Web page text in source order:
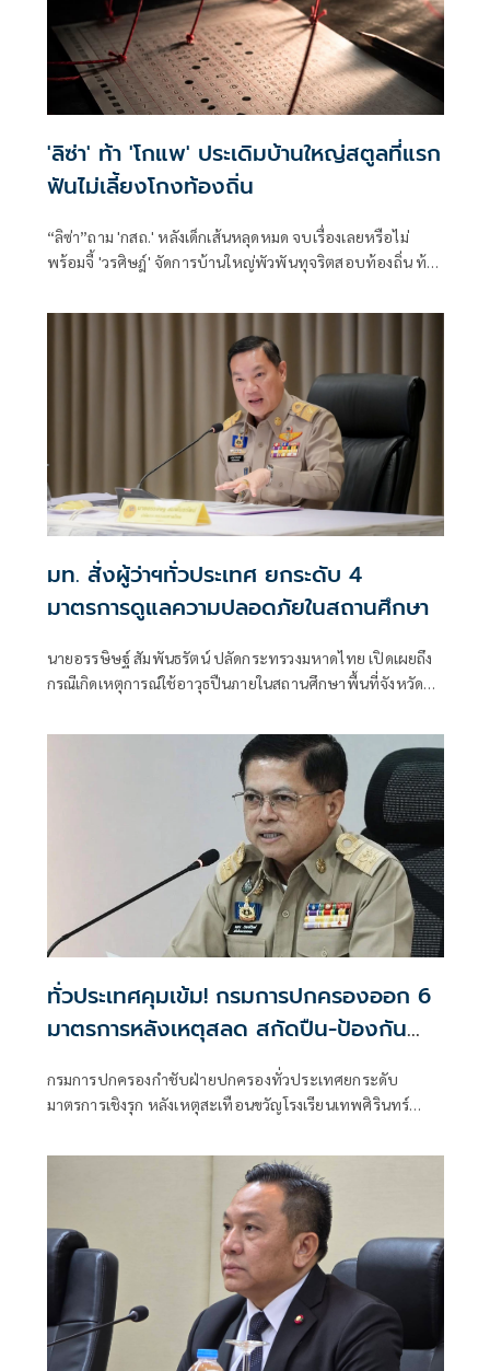
'ลิซ่า' ท้า 'โกแพ' ประเดิมบ้านใหญ่สตูลที่แรก
ฟันไม่เลี้ยงโกงท้องถิ่น
“ลิซ่า”ถาม 'กสถ.' หลังเด็กเส้นหลุดหมด จบเรื่องเลยหรือไม่
พร้อมจี้ 'วรศิษฎ์' จัดการบ้านใหญ่พัวพันทุจริตสอบท้องถิ่น ท้า
มท. สั่งผู้ว่าฯทั่วประเทศ ยกระดับ 4
มาตรการดูแลความปลอดภัยในสถานศึกษา
นายอรรษิษฐ์ สัมพันธรัตน์ ปลัดกระทรวงมหาดไทย เปิดเผยถึง
กรณีเกิดเหตุการณ์ใช้อาวุธปืนภายในสถานศึกษาพื้นที่จังหวัด
นายอนุทิน ชาญวีรกูล นายกรัฐมนตรีและรมว.มหาดไทย ได้สั่ง
การยกระดับมาตรการรักษาความปลอดภัยและควบคุมอาวุธปืน
เพื่อป้องกันมิให้เกิดเหตุการณ์ในลักษณะดังกล่าวขึ้นอีก
ทั่วประเทศคุมเข้ม! กรมการปกครองออก 6
มาตรการหลังเหตุสลด สกัดปืน-ป้องกัน
กรมการปกครองกำชับฝ่ายปกครองทั่วประเทศยกระดับ
มาตรการเชิงรุก หลังเหตุสะเทือนขวัญโรงเรียนเทพศิรินทร์
จุดสกัด ลาดตระเวนพื้นที่เสี่ยง ยกระดับความปลอดภัยโรงเรียน-
ห้าง พร้อมเฝ้าระวังพฤติกรรมเสี่ยง ป้องกันเหตุซ้ำและการเลียน